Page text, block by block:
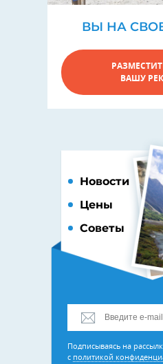
ВЫ НА
ВАШУ
Новости
Цены
Советы
Подписываясь на
с политикой